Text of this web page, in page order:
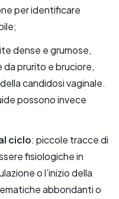
per identificare
dense e grumose,
prurito e bruciore,
candidosi vaginale.
possono invece
ciclo: piccole tracce di
fisiologiche in
o l’inizio della
abbondanti o